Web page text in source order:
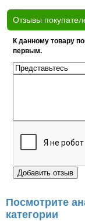
Отзывы
К данному товару
первым.
Посмотрите
категории